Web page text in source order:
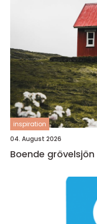
inspiration
04. August 2026